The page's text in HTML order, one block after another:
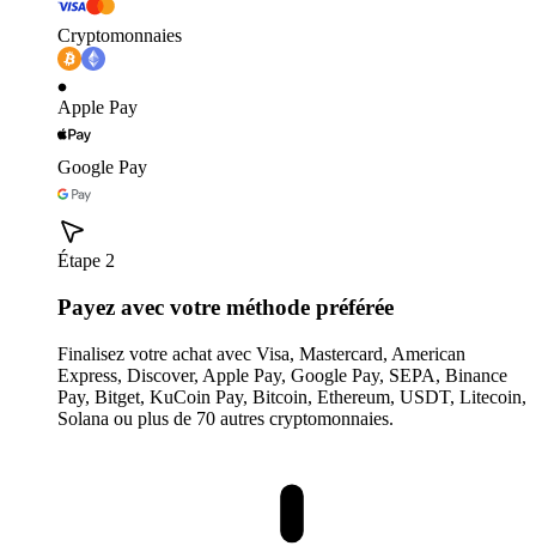
Cryptomonnaies
Apple Pay
Google Pay
Étape 2
Payez avec votre méthode préférée
Finalisez votre achat avec Visa, Mastercard, American
Express, Discover, Apple Pay, Google Pay, SEPA, Binance
Pay, Bitget, KuCoin Pay, Bitcoin, Ethereum, USDT, Litecoin,
Solana ou plus de 70 autres cryptomonnaies.